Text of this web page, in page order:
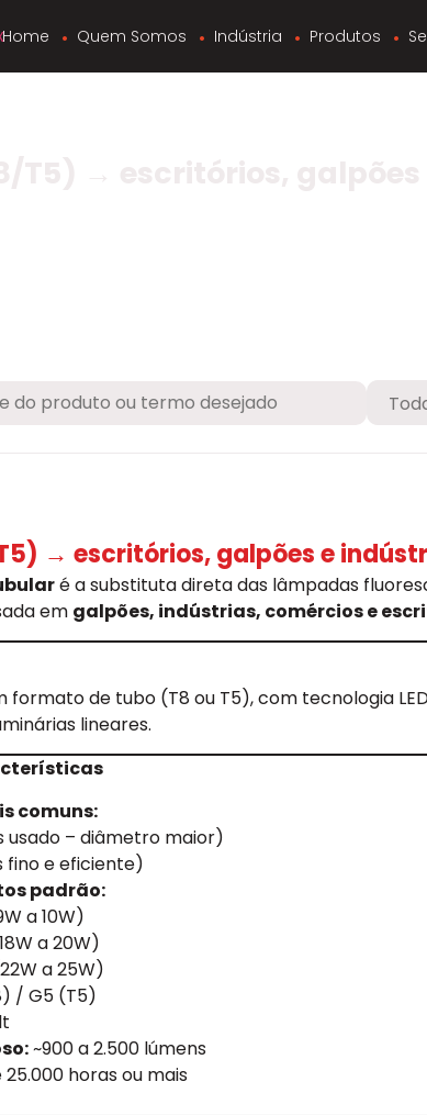
Home Quem Somos Indústria Produtos
→ escritórios, galpões e
é a substituta direta das lâmpadas
em galpões, indústrias, comércios e
formato de tubo (T8 ou T5), com tecnologia
lineares.
comuns:
usado – diâmetro maior)
fino e eficiente)
padrão:
a 10W)
a 20W)
a 25W)
/ G5 (T5)
~900 a 2.500 lúmens
horas ou mais